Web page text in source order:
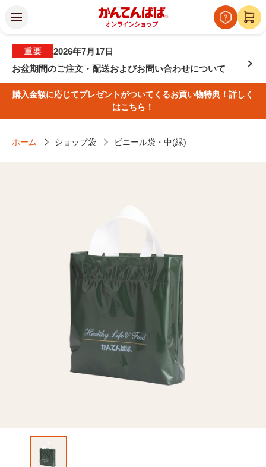
2026年7月17日
お盆期間のご注文・配送およびお問い合わせについて
購入金額に応じてプレゼントがついてくるお買い物特典！詳しく
はこちら！
ホーム ショップ袋 ビニール袋・中(緑)